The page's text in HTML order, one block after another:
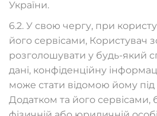
України.
6.2. У свою чергу, при
його сервісами, Користувач
розголошувати у будь-який
дані, конфіденційну
може стати відомою йому під
Додатком та його сервісами,